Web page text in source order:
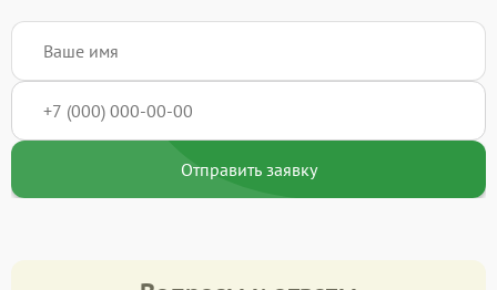
Отправить заявку